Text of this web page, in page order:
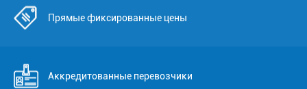
Прямые фиксированные цены
Аккредитованные перевозчики